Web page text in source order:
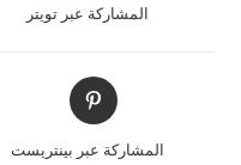
المشاركة عبر تويتر
المشاركة عبر بينتريست